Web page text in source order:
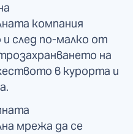
компания
и след по-малко от
на
в курорта и
мрежа да се